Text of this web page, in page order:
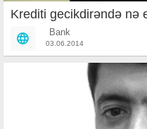
Krediti gecikdirəndə nə
Bank
03.06.2014